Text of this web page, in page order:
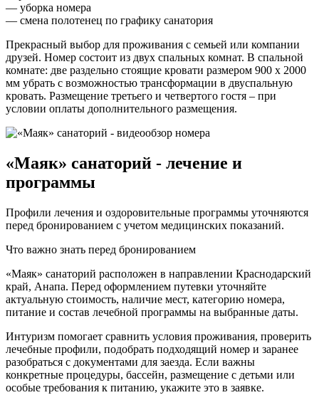
— уборка номера
— смена полотенец по графику санатория
Прекрасный выбор для проживания с семьей или компании
друзей. Номер состоит из двух спальных комнат. В спальной
комнате: две раздельно стоящие кровати размером 900 х 2000
мм убрать с возможностью трансформации в двуспальную
кровать. Размещение третьего и четвертого гостя – при
условии оплаты дополнительного размещения.
«Маяк» санаторий - лечение и
программы
Профили лечения и оздоровительные программы уточняются
перед бронированием с учетом медицинских показаний.
Что важно знать перед бронированием
«Маяк» санаторий расположен в направлении Краснодарский
край, Анапа. Перед оформлением путевки уточняйте
актуальную стоимость, наличие мест, категорию номера,
питание и состав лечебной программы на выбранные даты.
Интуризм помогает сравнить условия проживания, проверить
лечебные профили, подобрать подходящий номер и заранее
разобраться с документами для заезда. Если важны
конкретные процедуры, бассейн, размещение с детьми или
особые требования к питанию, укажите это в заявке.